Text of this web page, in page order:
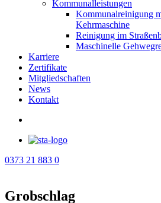
Kommunalleistungen
Kommunalreinigung
Kehrmaschine
Reinigung im
Maschinelle
Karriere
Zertifikate
Mitgliedschaften
News
Kontakt
0373 21 883 0
Grobschlag